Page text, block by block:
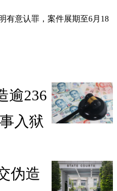
有意认罪，案件展期至6月18
逾236
入狱
伪造